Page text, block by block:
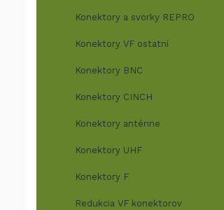
Konektory a svorky REPRO
Konektory VF ostatní
Konektory BNC
Konektory CINCH
Konektory anténne
Konektory UHF
Konektory F
Redukcia VF konektorov